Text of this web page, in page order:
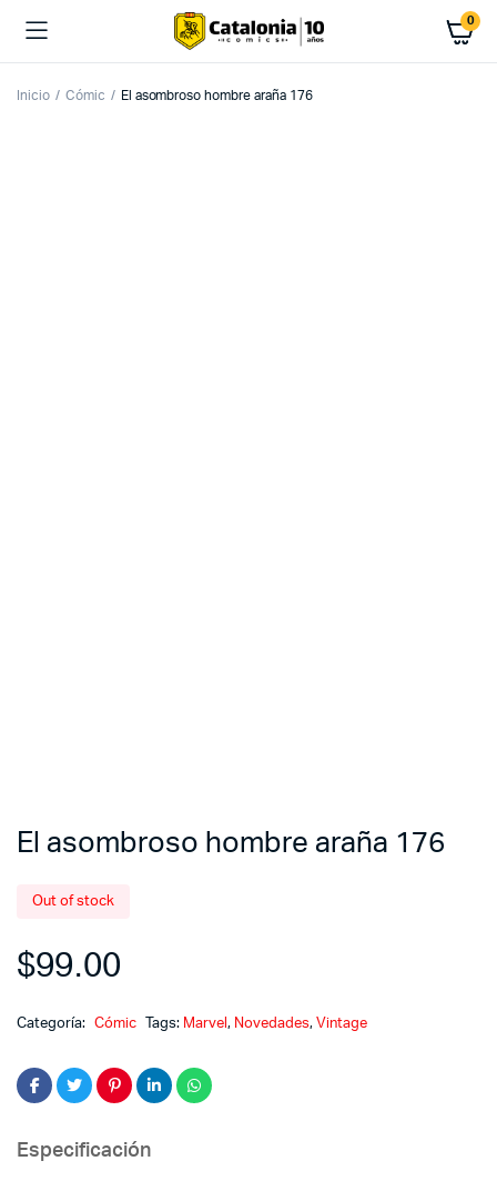
0
Inicio Cómic El asombroso hombre araña 176
El asombroso hombre araña 176
Out of stock
$99.00
Categoría: Cómic Tags: Marvel, Novedades, Vintage
Especificación